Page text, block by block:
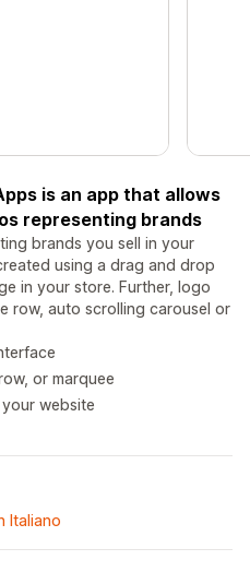
is an app that allows
representing brands
brands you sell in your
using a drag and drop
in your store. Further, logo
row, auto scrolling carousel or
or marquee
website
Italiano